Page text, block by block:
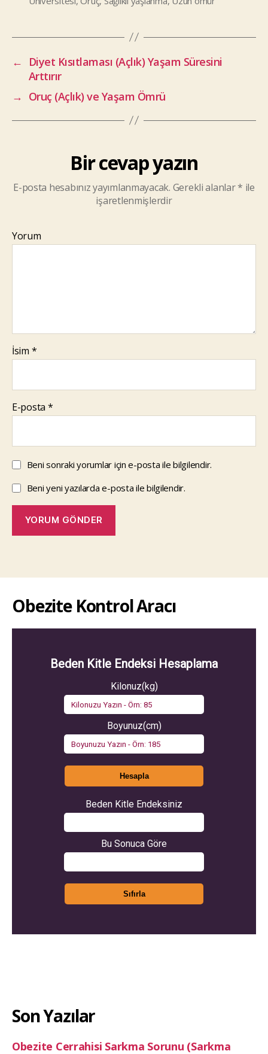
←
Diyet Kısıtlaması (Açlık) Yaşam Süresini
Arttırır
→ Oruç (Açlık) ve Yaşam Ömrü
Bir cevap yazın
E-posta hesabınız yayımlanmayacak. Gerekli alanlar* ile
işaretlenmişlerdir
Yorum
İsim *
E-posta *
Beni sonraki yorumlar için e-posta ile bilgilendir.
Beni yeni yazılarda e-posta ile bilgilendir.
Obezite Kontrol Aracı
Son Yazılar
Obezite Cerrahisi Sarkma Sorunu (Sarkma